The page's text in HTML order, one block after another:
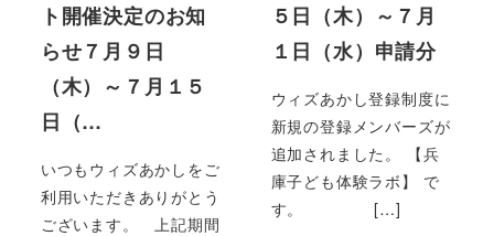
ト開催決定のお知
らせ７月９日
（木）～７月１５
日（…
いつもウィズあかしをご
利用いただきありがとう
ございます。 上記期間
５日（木）～７月
１日（水）申請分
ウィズあかし登録制度に
新規の登録メンバーズが
追加されました。 【兵
庫子ども体験ラボ】 で
す。 […]